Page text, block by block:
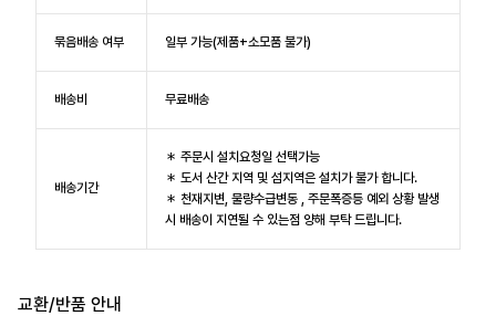
묶음배송 여부 일부 가능(제품+소모품 불가)
배송비 무료배송
배송기간
＊ 주문시 설치요청일 선택가능
＊ 도서 산간 지역 및 섬지역은 설치가 불가 합니다.
＊ 천재지변, 물량수급변동 , 주문폭증등 예외 상황 발생
시 배송이 지연될 수 있는점 양해 부탁 드립니다.
교환/반품 안내